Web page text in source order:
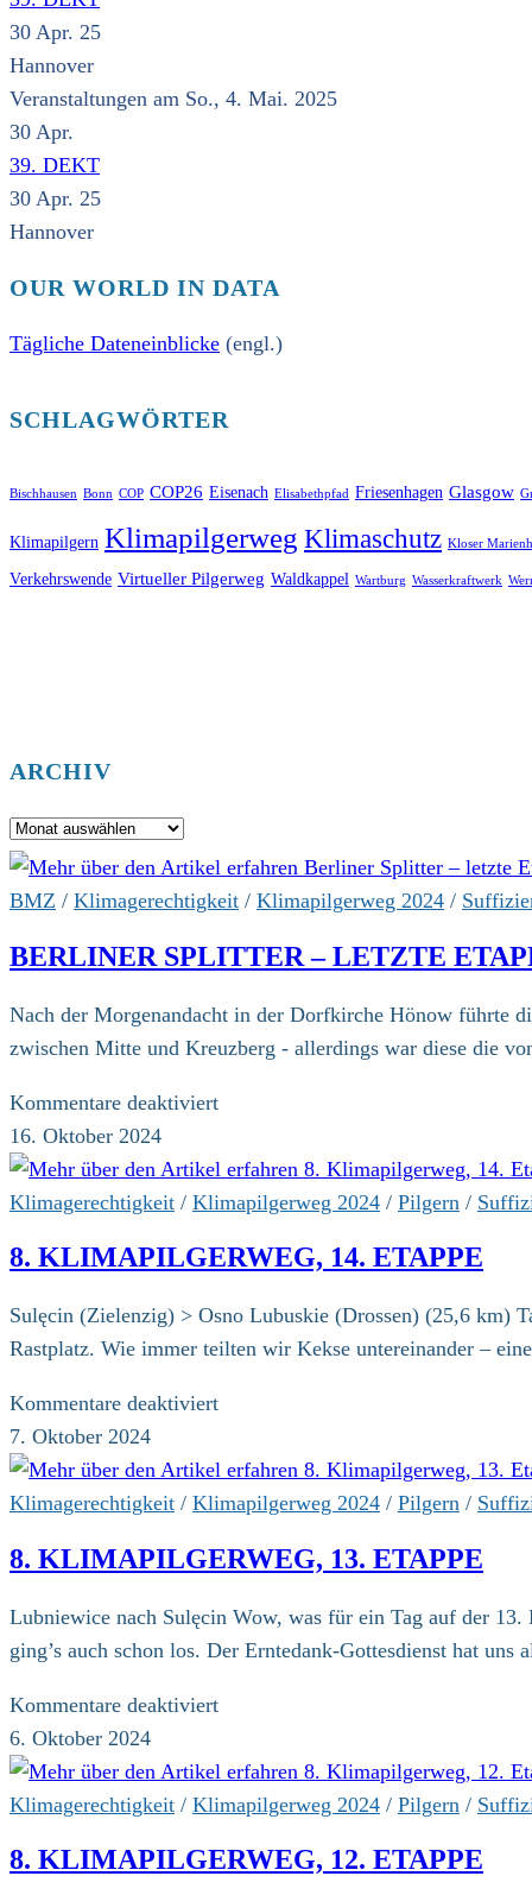
30 Apr. 25
Hannover
Veranstaltungen am So., 4. Mai. 2025
30 Apr.
39. DEKT
30 Apr. 25
Hannover
OUR WORLD IN DATA
Tägliche Dateneinblicke (engl.)
SCHLAGWÖRTER
Bischhausen Bonn COP COP26 Eisenach Elisabethpfad Friesenhagen Glasgow
Klimapilgern Klimapilgerweg Klimaschutz Kloser
Verkehrswende Virtueller Pilgerweg Waldkappel Wartburg Wasserkraftwerk
ARCHIV
Archiv
BMZ / Klimagerechtigkeit / Klimapilgerweg 2024 /
BERLINER SPLITTER – LETZTE
Nach der Morgenandacht in der Dorfkirche Hönow führte
zwischen Mitte und Kreuzberg - allerdings war diese die
Kommentare deaktiviertfür
Splitter
–
Etappe
16. Oktober 2024
Klimagerechtigkeit / Klimapilgerweg 2024 / Pilgern /
8. KLIMAPILGERWEG, 14. ETAPPE
Sulęcin (Zielenzig) > Osno Lubuskie (Drossen) (25,6 km)
Rastplatz. Wie immer teilten wir Kekse untereinander –
Kommentare deaktiviertfür
Klimapilgerweg,
14.
7. Oktober 2024
Klimagerechtigkeit / Klimapilgerweg 2024 / Pilgern /
8. KLIMAPILGERWEG, 13. ETAPPE
Lubniewice nach Sulęcin Wow, was für ein Tag auf der
ging’s auch schon los. Der Erntedank-Gottesdienst hat
Kommentare deaktiviertfür
Klimapilgerweg,
13.
6. Oktober 2024
Klimagerechtigkeit / Klimapilgerweg 2024 / Pilgern /
8. KLIMAPILGERWEG, 12. ETAPPE